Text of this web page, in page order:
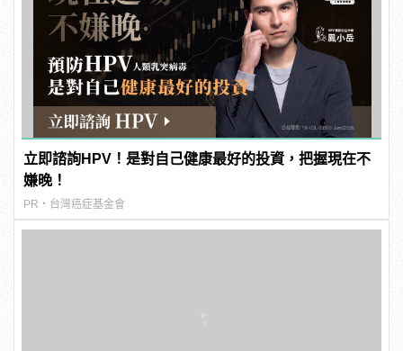
立即諮詢HPV！是對自己健康最好的投資，把握現在不
嫌晚！
PR・台灣癌症基金會